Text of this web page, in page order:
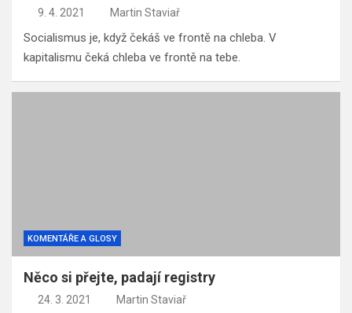
9. 4. 2021 Martin Staviař
Socialismus je, když čekáš ve frontě na chleba. V
kapitalismu čeká chleba ve frontě na tebe.
KOMENTÁŘE A GLOSY
Něco si přejte, padají registry
24. 3. 2021 Martin Staviař